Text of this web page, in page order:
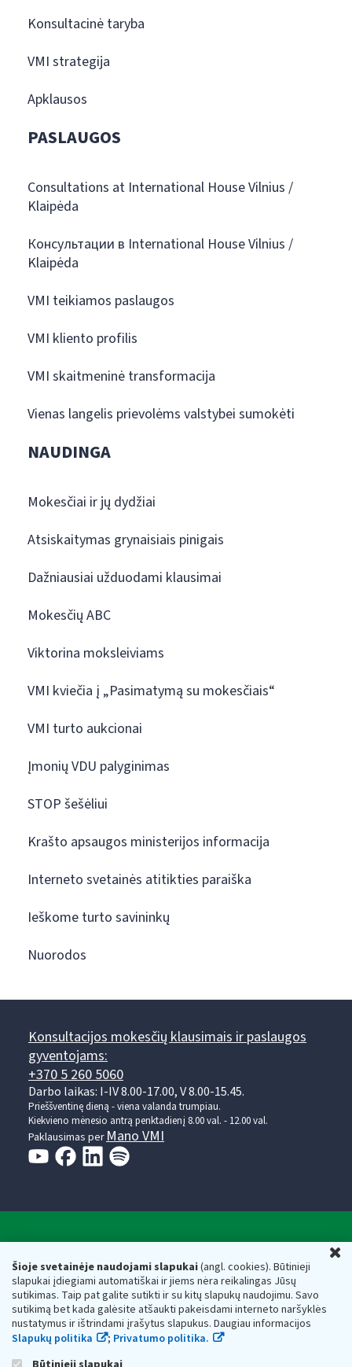
Šioje svetainėje naudojami slapukai(angl. cookies). Būtinieji
slapukai įdiegiami automatiškai ir jiems nėra reikalingas Jūsų
sutikimas. Taip pat galite sutikti ir su kitų slapukų naudojimu. Savo
sutikimą bet kada galėsite atšaukti pakeisdami interneto naršyklės
nustatymus ir ištrindami įrašytus slapukus. Daugiau informacijos
Slapukų politika
; Privatumo politika.
Konsultacinė taryba
VMI strategija
Apklausos
PASLAUGOS
Consultations at International House Vilnius /
Klaipėda
Консультации в International House Vilnius /
Klaipėda
VMI teikiamos paslaugos
VMI kliento profilis
VMI skaitmeninė transformacija
Vienas langelis prievolėms valstybei sumokėti
NAUDINGA
Mokesčiai ir jų dydžiai
Atsiskaitymas grynaisiais pinigais
Dažniausiai užduodami klausimai
Mokesčių ABC
Viktorina moksleiviams
VMI kviečia į „Pasimatymą su mokesčiais“
VMI turto aukcionai
Įmonių VDU palyginimas
STOP šešėliui
Krašto apsaugos ministerijos informacija
Interneto svetainės atitikties paraiška
Ieškome turto savininkų
Nuorodos
Konsultacijos mokesčių klausimais ir paslaugos
gyventojams:
+370 5 260 5060
Darbo laikas: I-IV 8.00-17.00, V 8.00-15.45.
Prieššventinę dieną - viena valanda trumpiau.
Kiekvieno mėnesio antrą penktadienį 8.00 val. - 12.00 val.
Paklausimas per Mano VMI
Respublikos finansų ministerijos
Biudžetinė įstaiga. Juridinio asmens kodas — 188659752,
adresas: Vasario 16-osios g. 14, 01107 Vilnius, Lietuva, el.paštas:
vmi@vmi.lt, E. pristatymo dėžutės adresas 188659752
Duomenys apie Valstybinę mokesčių inspekciją prie Lietuvos
Respublikos finansų ministerijos kaupiami ir saugomi Juridinių